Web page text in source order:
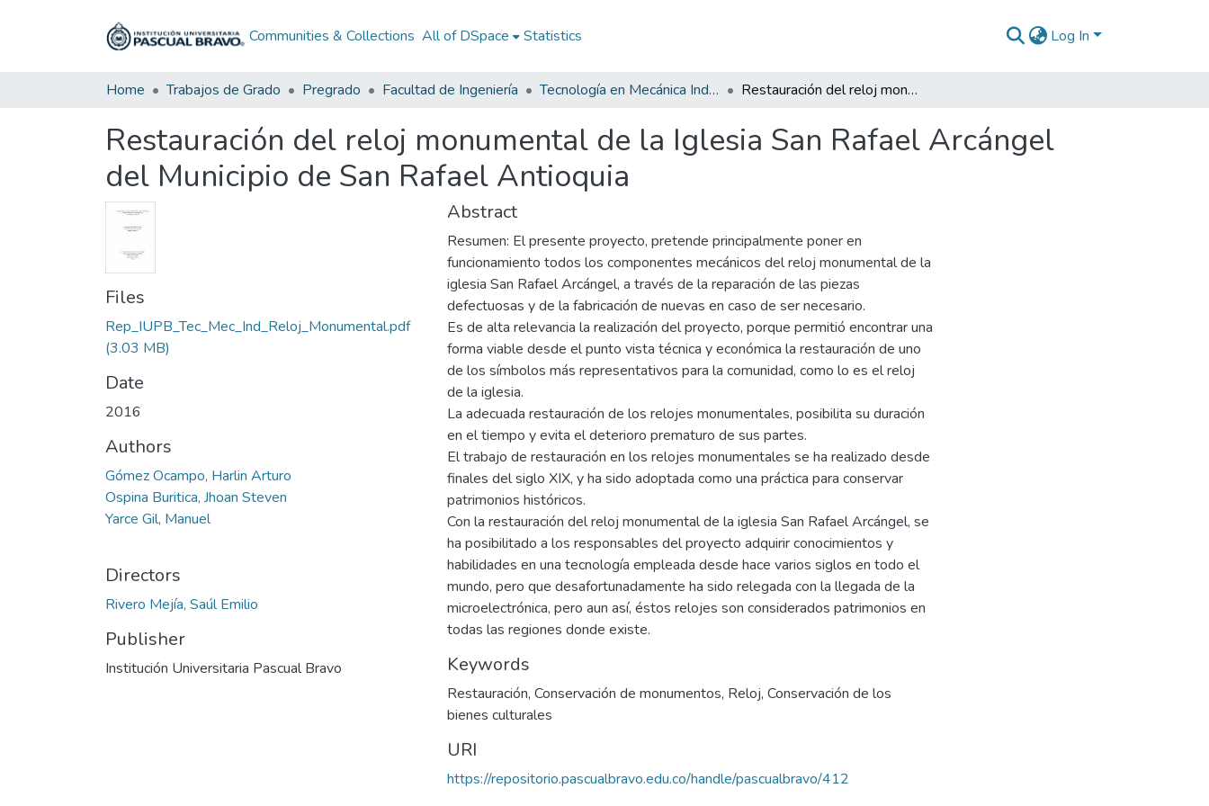
Communities & Collections All of DSpace Statistics Log In
Home Trabajos de Grado Pregrado Facultad de Ingeniería Tecnología en Mecánica Industrial Restauración del reloj monumental de la Iglesia San Rafael Arcángel del Municipio de San Rafael Antioquia
Restauración del reloj monumental de la Iglesia San Rafael Arcángel
del Municipio de San Rafael Antioquia
Files
Rep_IUPB_Tec_Mec_Ind_Reloj_Monumental.pdf
(3.03 MB)
Date
2016
Authors
Gómez Ocampo, Harlin Arturo
Ospina Buritica, Jhoan Steven
Yarce Gil, Manuel
Directors
Rivero Mejía, Saúl Emilio
Publisher
Institución Universitaria Pascual Bravo
Abstract
Resumen: El presente proyecto, pretende principalmente poner en
funcionamiento todos los componentes mecánicos del reloj monumental de la
iglesia San Rafael Arcángel, a través de la reparación de las piezas
defectuosas y de la fabricación de nuevas en caso de ser necesario.
Es de alta relevancia la realización del proyecto, porque permitió encontrar una
forma viable desde el punto vista técnica y económica la restauración de uno
de los símbolos más representativos para la comunidad, como lo es el reloj
de la iglesia.
La adecuada restauración de los relojes monumentales, posibilita su duración
en el tiempo y evita el deterioro prematuro de sus partes.
El trabajo de restauración en los relojes monumentales se ha realizado desde
finales del siglo XIX, y ha sido adoptada como una práctica para conservar
patrimonios históricos.
Con la restauración del reloj monumental de la iglesia San Rafael Arcángel, se
ha posibilitado a los responsables del proyecto adquirir conocimientos y
habilidades en una tecnología empleada desde hace varios siglos en todo el
mundo, pero que desafortunadamente ha sido relegada con la llegada de la
microelectrónica, pero aun así, éstos relojes son considerados patrimonios en
todas las regiones donde existe.
Keywords
Restauración, Conservación de monumentos, Reloj, Conservación de los
bienes culturales
URI
https://repositorio.pascualbravo.edu.co/handle/pascualbravo/412